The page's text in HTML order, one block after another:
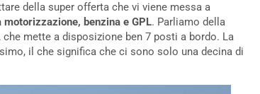
della super offerta che vi viene messa a
benzina e GPL. Parliamo della
mette a disposizione ben 7 posti a bordo. La
il che significa che ci sono solo una decina di